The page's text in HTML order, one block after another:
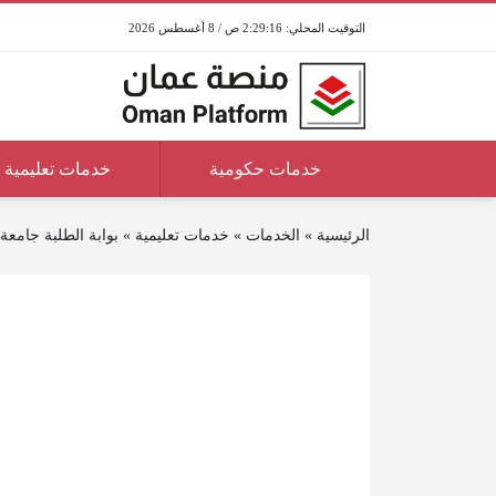
2:29:16 ص / 8 أغسطس 2026
خدمات حكومية خدمات تعليمية
الرئيسية » الخدمات » خدمات تعليمية » بوابة الطلبة